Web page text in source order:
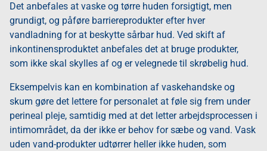
Det anbefales at vaske og tørre huden forsigtigt, men
grundigt, og påføre barriereprodukter efter hver
vandladning for at beskytte sårbar hud. Ved skift af
inkontinensproduktet anbefales det at bruge produkter,
som ikke skal skylles af og er velegnede til skrøbelig hud.
Eksempelvis kan en kombination af vaskehandske og
skum gøre det lettere for personalet at føle sig frem under
perineal pleje, samtidig med at det letter arbejdsprocessen i
intimområdet, da der ikke er behov for sæbe og vand. Vask
uden vand-produkter udtørrer heller ikke huden, som